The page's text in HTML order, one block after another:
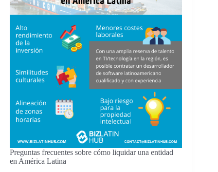
Preguntas frecuentes sobre cómo liquidar una entidad
en América Latina